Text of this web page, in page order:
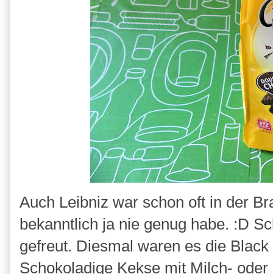
Auch Leibniz war schon oft in der
bekanntlich ja nie genug habe. :D
gefreut. Diesmal waren es die
Schokoladige Kekse mit Milch-